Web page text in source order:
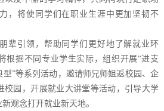
，将使同学们在职业生涯中更加坚韧不
辈引领，帮助同学们更好地了解就业环
根据不同专业学生实际，组织开展“进支
”等系列活动，邀请师兄师姐返校园、企
校园，开展就业大讲堂等活动，引导大学
观念打开就业新天地。